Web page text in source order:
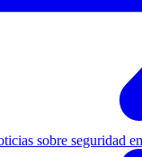
sobre seguridad